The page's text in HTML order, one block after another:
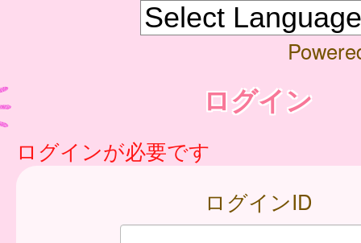
ログイン
ログインが必要です
ログインID